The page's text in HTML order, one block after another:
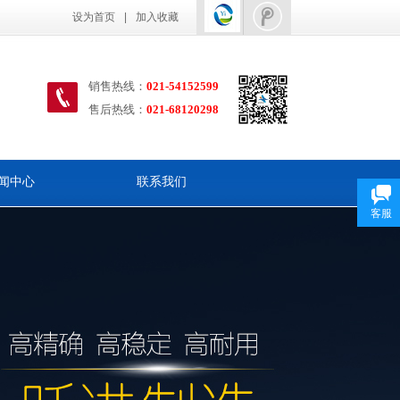
设为首页 加入收藏
销售热线： 021-54152599
售后热线 ： 021-68120298
中心 联系我们
客服